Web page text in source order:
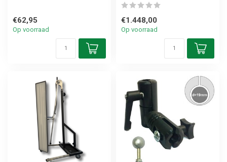
€62,95
Op voorraad
€1.448,00
Op voorraad